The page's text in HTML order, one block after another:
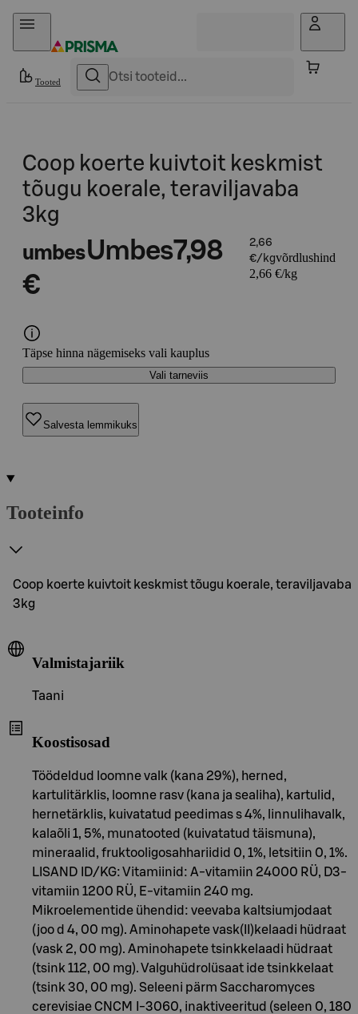
Otse sisu juurde
Tooted
Coop koerte kuivtoit keskmist
tõugu koerale, teraviljavaba
3kg
umbesUmbes7,98
€
2,66
€/kgvõrdlushind
2,66 €/kg
Täpse hinna nägemiseks vali kauplus
Vali tarneviis
Salvesta lemmikuks
Tooteinfo
Coop koerte kuivtoit keskmist tõugu koerale, teraviljavaba
3kg
Valmistajariik
Taani
Koostisosad
Töödeldud loomne valk (kana 29%), herned,
kartulitärklis, loomne rasv (kana ja sealiha), kartulid,
hernetärklis, kuivatatud peedimas s 4%, linnulihavalk,
kalaõli 1, 5%, munatooted (kuivatatud täismuna),
mineraalid, fruktooligosahhariidid 0, 1%, letsitiin 0, 1%.
LISAND ID/KG: Vitamiinid: A-vitamiin 24000 RÜ, D3-
vitamiin 1200 RÜ, E-vitamiin 240 mg.
Mikroelementide ühendid: veevaba kaltsiumjodaat
(joo d 4, 00 mg). Aminohapete vask(II)kelaadi hüdraat
(vask 2, 00 mg). Aminohapete tsinkkelaadi hüdraat
(tsink 112, 00 mg). Valguhüdrolüsaat ide tsinkkelaat
(tsink 30, 00 mg). Seleeni pärm Saccharomyces
cerevisiae CNCM I-3060, inaktiveeritud (seleen 0, 180